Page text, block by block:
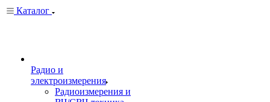
Каталог
Радио и
электроизмерения
Радиоизмерения и